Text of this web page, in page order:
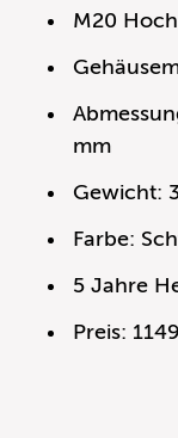
M20
mm
Gewicht:
Farbe:
5 Jahre
Preis: